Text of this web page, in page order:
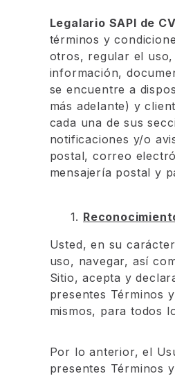
Legalario SAPI de CV
términos y
otros, regular el
información,
se encuentre a
más adelante) y
cada una de sus
notificaciones y/o
postal, correo
mensajería postal y
1.
Usted, en su
uso, navegar, así
Sitio, acepta y
presentes Términos
mismos, para todos
Por lo anterior, el
presentes Términos